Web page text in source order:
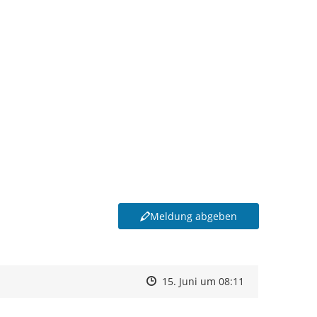
Meldung abgeben
Zeitpunkt des Erstellens
Zeitpunkt des Erstellens
15. Juni um 08:11